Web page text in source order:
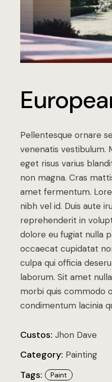
Pellentesque ornare
venenatis vestibulum.
eget risus varius
non magna. Cras
amet fermentum.
nibh vel id. Duis aute
reprehenderit in
dolore eu fugiat nulla
occaecat cupidatat
culpa qui officia
laborum. Sit amet
morbi quis commodo
condimentum lacinia
Custos: Jhon Dave
Category: Painting
Tags: Paint